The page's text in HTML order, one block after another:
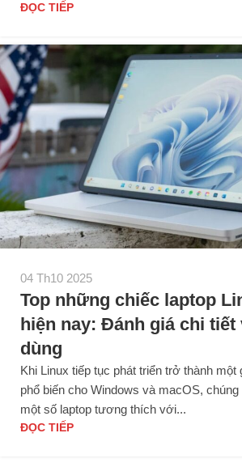
ĐỌC TIẾP
04 Th10 2025
Top những chiếc laptop
hiện nay: Đánh giá chi tiết
dùng
Khi Linux tiếp tục phát triển trở thành một
phổ biến cho Windows và macOS,
một số laptop tương thích với...
ĐỌC TIẾP